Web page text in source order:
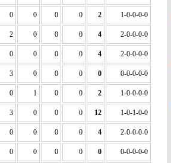
0 0 0 0 2 1-0-0-0-0
2 0 0 0 4 2-0-0-0-0
0 0 0 0 4 2-0-0-0-0
3 0 0 0 0 0-0-0-0-0
0 1 0 0 2 1-0-0-0-0
3 0 0 0 12 1-0-1-0-0
0 0 0 0 4 2-0-0-0-0
0 0 0 0 0 0-0-0-0-0